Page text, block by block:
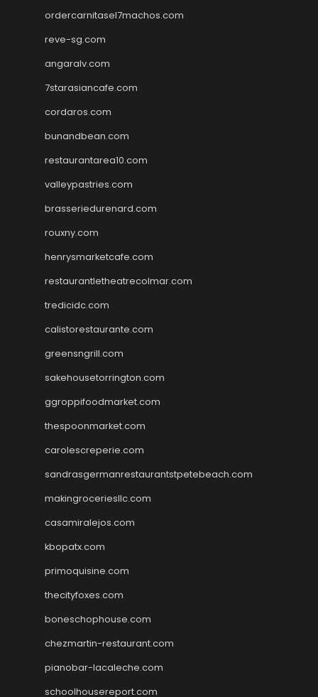
ordercarnitasel7machos.com
reve-sg.com
angaralv.com
7starasiancafe.com
cordaros.com
bunandbean.com
restaurantarea10.com
valleypastries.com
brasseriedurenard.com
rouxny.com
henrysmarketcafe.com
restaurantletheatrecolmar.com
tredicidc.com
calistorestaurante.com
greensngrill.com
sakehousetorrington.com
ggroppifoodmarket.com
thespoonmarket.com
carolescreperie.com
sandrasgermanrestaurantstpetebeach.com
makingroceriesllc.com
casamiralejos.com
kbopatx.com
primoquisine.com
thecityfoxes.com
boneschophouse.com
chezmartin-restaurant.com
pianobar-lacaleche.com
schoolhousereport.com